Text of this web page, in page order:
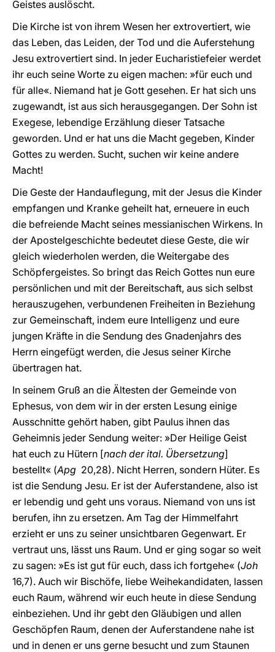
Geistes auslöscht.
Die Kirche ist von ihrem Wesen her extrovertiert, wie
das Leben, das Leiden, der Tod und die Auferstehung
Jesu extrovertiert sind. In jeder Eucharistiefeier werdet
ihr euch seine Worte zu eigen machen: »für euch und
für alle«. Niemand hat je Gott gesehen. Er hat sich uns
zugewandt, ist aus sich herausgegangen. Der Sohn ist
Exegese, lebendige Erzählung dieser Tatsache
geworden. Und er hat uns die Macht gegeben, Kinder
Gottes zu werden. Sucht, suchen wir keine andere
Macht!
Die Geste der Handauflegung, mit der Jesus die Kinder
empfangen und Kranke geheilt hat, erneuere in euch
die befreiende Macht seines messianischen Wirkens. In
der Apostelgeschichte bedeutet diese Geste, die wir
gleich wiederholen werden, die Weitergabe des
Schöpfergeistes. So bringt das Reich Gottes nun eure
persönlichen und mit der Bereitschaft, aus sich selbst
herauszugehen, verbundenen Freiheiten in Beziehung
zur Gemeinschaft, indem eure Intelligenz und eure
jungen Kräfte in die Sendung des Gnadenjahrs des
Herrn eingefügt werden, die Jesus seiner Kirche
übertragen hat.
In seinem Gruß an die Ältesten der Gemeinde von
Ephesus, von dem wir in der ersten Lesung einige
Ausschnitte gehört haben, gibt Paulus ihnen das
Geheimnis jeder Sendung weiter: »Der Heilige Geist
hat euch zu Hütern [nach der ital. Übersetzung]
bestellt« (Apg 20,28). Nicht Herren, sondern Hüter. Es
ist die Sendung Jesu. Er ist der Auferstandene, also ist
er lebendig und geht uns voraus. Niemand von uns ist
berufen, ihn zu ersetzen. Am Tag der Himmelfahrt
erzieht er uns zu seiner unsichtbaren Gegenwart. Er
vertraut uns, lässt uns Raum. Und er ging sogar so weit
zu sagen: »Es ist gut für euch, dass ich fortgehe« (Joh
16,7). Auch wir Bischöfe, liebe Weihekandidaten, lassen
euch Raum, während wir euch heute in diese Sendung
einbeziehen. Und ihr gebt den Gläubigen und allen
Geschöpfen Raum, denen der Auferstandene nahe ist
und in denen er uns gerne besucht und zum Staunen